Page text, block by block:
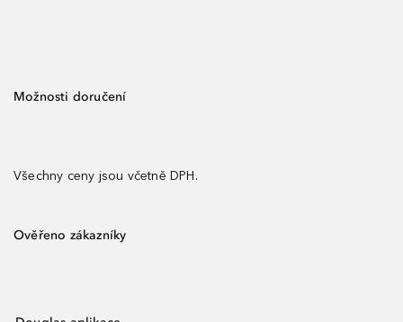
Možnosti doručení
Všechny ceny jsou včetně DPH.
Ověřeno zákazníky